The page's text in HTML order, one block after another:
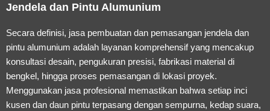
Jendela dan Pintu Alumunium
Secara definisi, jasa pembuatan dan pemasangan jendela dan
pintu alumunium adalah layanan komprehensif yang mencakup
konsultasi desain, pengukuran presisi, fabrikasi material di
bengkel, hingga proses pemasangan di lokasi proyek.
Menggunakan jasa profesional memastikan bahwa setiap inci
kusen dan daun pintu terpasang dengan sempurna, kedap suara,